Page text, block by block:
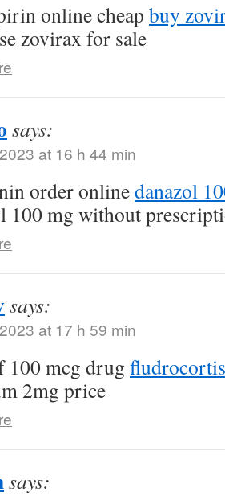
online cheap buy
zovirax for sale
says:
at 16 h 44 min
order onlinedanazol
100 mg without
says:
at 17 h 59 min
100 mcg drug
2mg price
says: